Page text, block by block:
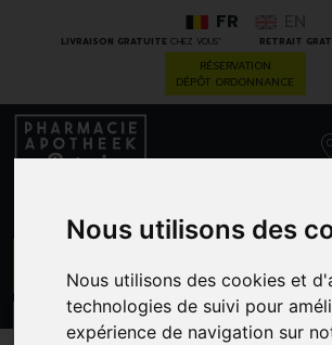
Nous utilisons des
Nous utilisons des cookies et
technologies de suivi pour
expérience de navigation sur
LIVRAISON GRATUITECHEZ VOUS* RETRAIT
FR
RÉSERVATION
DÉPÔT ORDONNANCE
CATÉGORIES